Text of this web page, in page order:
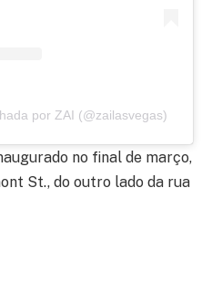
por ZAI (@zailasvegas)
no final de março,
St., do outro lado da rua